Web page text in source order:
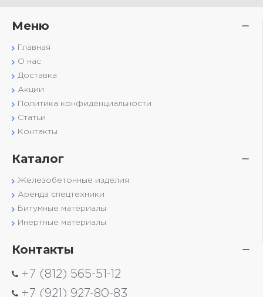
Меню
Главная
О нас
Доставка
Акции
Политика конфиденциальности
Статьи
Контакты
Каталог
Железобетонные изделия
Аренда спецтехники
Битумные материалы
Инертные материалы
Контакты
+7 (812) 565-51-12
+7 (921) 927-80-83